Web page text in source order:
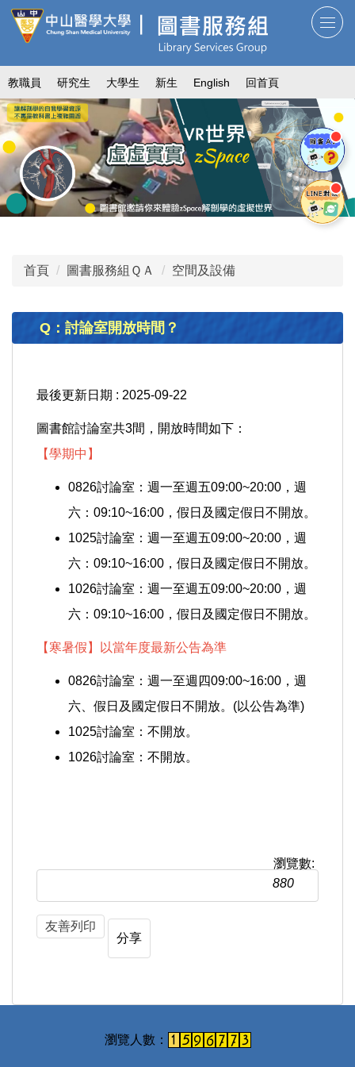
跳
到
要
內
容
區
教職員 研究生 大學生 新生 English 回首頁
首頁 圖書服務組ＱＡ 空間及設備
Q：討論室開放時間？
最後更新日期 : 2025-09-22
圖書館討論室共3間，開放時間如下：
【學期中】
0826討論室：週一至週五09:00~20:00，週
六：09:10~16:00，假日及國定假日不開放。
1025討論室：週一至週五09:00~20:00，週
六：09:10~16:00，假日及國定假日不開放。
1026討論室：週一至週五09:00~20:00，週
六：09:10~16:00，假日及國定假日不開放。
【寒暑假】以當年度最新公告為準
0826討論室：週一至週四09:00~16:00，週
六、假日及國定假日不開放。(以公告為準)
1025討論室：不開放。
1026討論室：不開放。
瀏覽數:
880
友善列印
分享